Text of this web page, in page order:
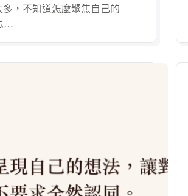
，不知道怎麼聚焦自己的
…